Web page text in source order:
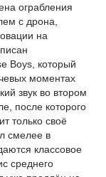
ограбления
с дрона,
на
Boys, который
моментах
звук во втором
после которого
только своё
смелее в
классовое
среднего